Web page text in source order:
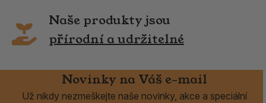
Naše produkty jsou
přírodní a udržitelné
Novinky na Váš e-mail
Už nikdy nezmeškejte naše novinky, akce a speciální